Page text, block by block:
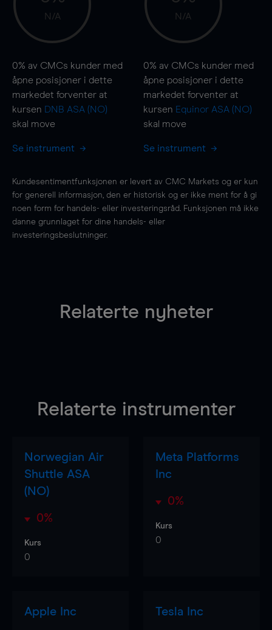
N/A
0% av CMCs kunder med
åpne posisjoner i dette
markedet forventer at
kursen DNB ASA (NO)
skal move
Se instrument
N/A
0% av CMCs kunder med
åpne posisjoner i dette
markedet forventer at
kursen Equinor ASA (NO)
skal move
Se instrument
Kundesentimentfunksjonen er levert av CMC Markets og er kun
for generell informasjon, den er historisk og er ikke ment for å gi
noen form for handels- eller investeringsråd. Funksjonen må ikke
danne grunnlaget for dine handels- eller
investeringsbeslutninger.
Relaterte nyheter
Relaterte instrumenter
Norwegian Air
Shuttle ASA
(NO)
0%
Kurs
0
Meta Platforms
Inc
0%
Kurs
0
Apple Inc Tesla Inc